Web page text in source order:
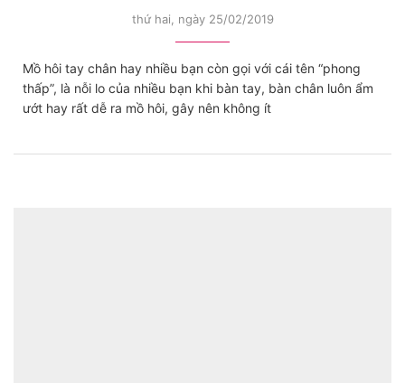
thứ hai, ngày 25/02/2019
Mồ hôi tay chân hay nhiều bạn còn gọi với cái tên “phong
thấp”, là nỗi lo của nhiều bạn khi bàn tay, bàn chân luôn ẩm
ướt hay rất dễ ra mồ hôi, gây nên không ít